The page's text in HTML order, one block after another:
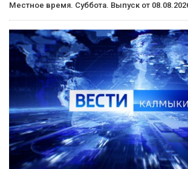
Местное время. Суббота. Выпуск от